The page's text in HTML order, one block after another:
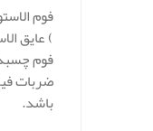
فوم
) عایق
فوم
ضربات
باشد.